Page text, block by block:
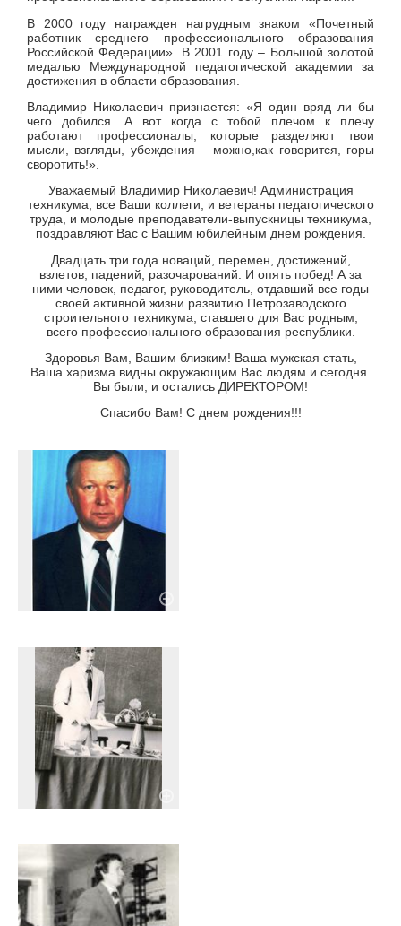
В 2000 году награжден нагрудным знаком «Почетный
работник среднего профессионального образования
Российской Федерации». В 2001 году – Большой золотой
медалью Международной педагогической академии за
достижения в области образования.
Владимир Николаевич признается: «Я один вряд ли бы
чего добился. А вот когда с тобой плечом к плечу
работают профессионалы, которые разделяют твои
мысли, взгляды, убеждения – можно,как говорится, горы
своротить!».
Уважаемый Владимир Николаевич! Администрация
техникума, все Ваши коллеги, и ветераны педагогического
труда, и молодые преподаватели-выпускницы техникума,
поздравляют Вас с Вашим юбилейным днем рождения.
Двадцать три года новаций, перемен, достижений,
взлетов, падений, разочарований. И опять побед! А за
ними человек, педагог, руководитель, отдавший все годы
своей активной жизни развитию Петрозаводского
строительного техникума, ставшего для Вас родным,
всего профессионального образования республики.
Здоровья Вам, Вашим близким! Ваша мужская стать,
Ваша харизма видны окружающим Вас людям и сегодня.
Вы были, и остались ДИРЕКТОРОМ!
Спасибо Вам! С днем рождения!!!